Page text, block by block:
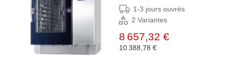
9kW/400V - 6x/7x/9x
ET 60x40 -
1-3 jours ouvrés
2 Variantes
8 657,32 €
10 388,78 €